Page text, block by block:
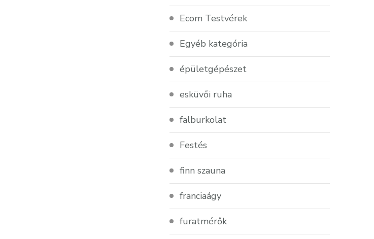
Ecom Testvérek
Egyéb kategória
épületgépészet
esküvői ruha
falburkolat
Festés
finn szauna
franciaágy
furatmérők